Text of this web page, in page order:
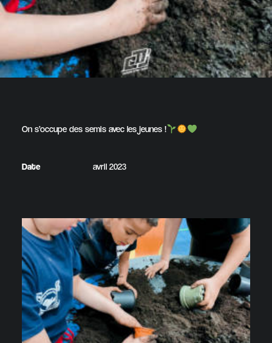
On s’occupe des semis avec les jeunes !
Date avril 2023